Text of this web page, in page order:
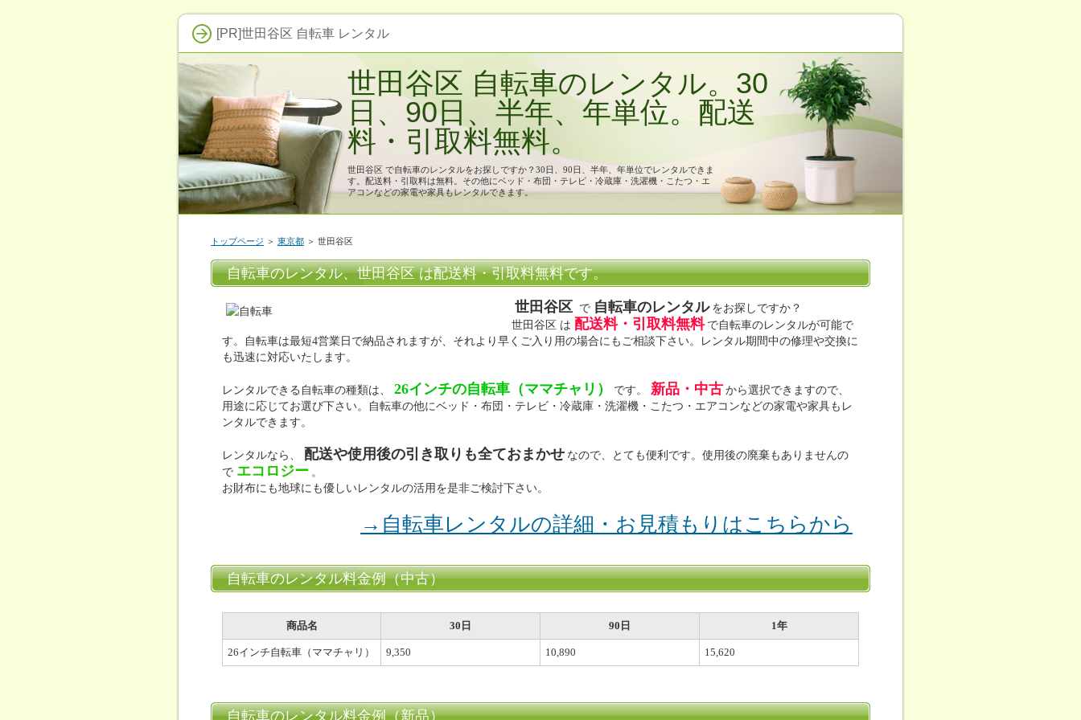
[PR]世田谷区 自転車 レンタル
世田谷区 自転車のレンタル。30
日、90日、半年、年単位。配送
料・引取料無料。
世田谷区 で自転車のレンタルをお探しですか？30日、90日、半年、年単位でレンタルできま
す。配送料・引取料は無料。その他にベッド・布団・テレビ・冷蔵庫・洗濯機・こたつ・エ
アコンなどの家電や家具もレンタルできます。
トップページ ＞ 東京都 ＞ 世田谷区
自転車のレンタル、世田谷区 は配送料・引取料無料です。
世田谷区 で 自転車のレンタル をお探しですか？
世田谷区 は 配送料・引取料無料 で自転車のレンタルが可能で
す。自転車は最短4営業日で納品されますが、それより早くご入り用の場合にもご相談下さい。レンタル期間中の修理や交換に
も迅速に対応いたします。
レンタルできる自転車の種類は、 26インチの自転車（ママチャリ） です。 新品・中古 から選択できますので、
用途に応じてお選び下さい。自転車の他にベッド・布団・テレビ・冷蔵庫・洗濯機・こたつ・エアコンなどの家電や家具もレ
ンタルできます。
レンタルなら、 配送や使用後の引き取りも全ておまかせ なので、とても便利です。使用後の廃棄もありませんの
で エコロジー 。
お財布にも地球にも優しいレンタルの活用を是非ご検討下さい。
→自転車レンタルの詳細・お見積もりはこちらから
自転車のレンタル料金例（中古）
商品名 30日 90日 1年
26インチ自転車（ママチャリ） 9,350 10,890 15,620
自転車のレンタル料金例（新品）